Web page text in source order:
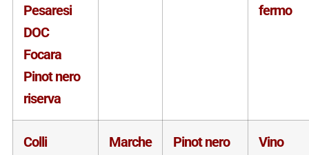
Pesaresi
DOC
Focara
Pinot nero
riserva
fermo
Colli Marche Pinot nero Vino